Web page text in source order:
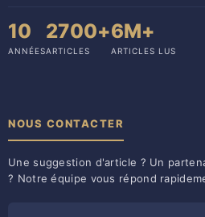
10
ANNÉES
2700+
ARTICLES
6M+
ARTICLES LUS
NOUS CONTACTER
Une suggestion d'article ? Un
? Notre équipe vous répond